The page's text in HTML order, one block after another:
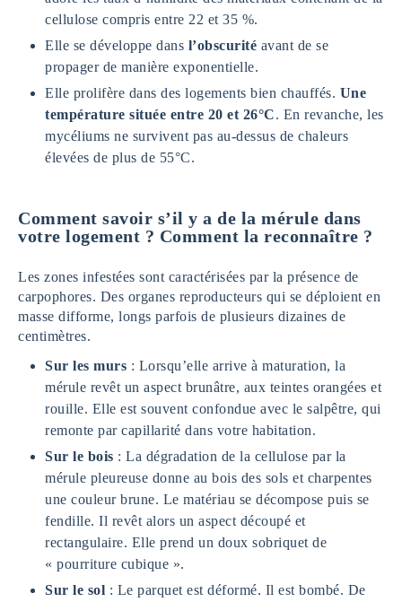
cellulose compris entre 22 et 35 %.
Elle se développe dans l’obscurité avant de se
propager de manière exponentielle.
Elle prolifère dans des logements bien chauffés. Une
température située entre 20 et 26°C. En revanche, les
mycéliums ne survivent pas au-dessus de chaleurs
élevées de plus de 55°C.
Comment savoir s’il y a de la mérule dans
votre logement ? Comment la reconnaître ?
Les zones infestées sont caractérisées par la présence de
carpophores. Des organes reproducteurs qui se déploient en
masse difforme, longs parfois de plusieurs dizaines de
centimètres.
Sur les murs : Lorsqu’elle arrive à maturation, la
mérule revêt un aspect brunâtre, aux teintes orangées et
rouille. Elle est souvent confondue avec le salpêtre, qui
remonte par capillarité dans votre habitation.
Sur le bois : La dégradation de la cellulose par la
mérule pleureuse donne au bois des sols et charpentes
une couleur brune. Le matériau se décompose puis se
fendille. Il revêt alors un aspect découpé et
rectangulaire. Elle prend un doux sobriquet de
« pourriture cubique ».
Sur le sol : Le parquet est déformé. Il est bombé. De